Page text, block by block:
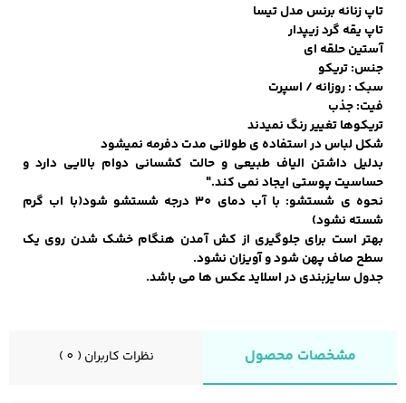
لباس زیر و راحتی
مردانه
تاپ زنانه برنس مدل تیسا
تاپ یقه گرد زیپدار
آستین حلقه ای
جنس: تریکو
سبک : روزانه / اسپرت
فیت: جذب
تریکوها تغییر رنگ نمیدند
شکل لباس در استفاده ی طولانی مدت دفرمه نمیشود
بدلیل داشتن الیاف طبیعی و حالت کشسانی دوام بالایی دارد و
حساسیت پوستی ایجاد نمی کند."
نحوه ی شستشو: با آب دمای 30 درجه شستشو شود(با اب گرم
شسته نشود)
بهتر است برای جلوگیری از کش آمدن هنگام خشک شدن روی یک
سطح صاف پهن شود و آویزان نشود.
جدول سایزبندی در اسلاید عکس ها می باشد.
مشخصات محصول نظرات کاربران ( 0 )